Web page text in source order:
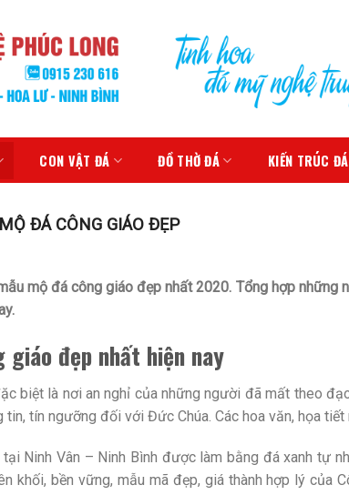
CON VẬT ĐÁ ĐỒ THỜ ĐÁ KIẾN TRÚC ĐÁ
MỘ ĐÁ CÔNG GIÁO ĐẸP
mộ đá công giáo đẹp nhất 2020. Tổng hợp
giáo đẹp nhất hiện nay
biệt là nơi an nghỉ của những người đã mất theo
tín ngưỡng đối với Đức Chúa. Các hoa văn, họa tiết
Ninh Vân – Ninh Bình được làm bằng đá xanh tự
khối, bền vững, mẫu mã đẹp, giá thành hợp lý của